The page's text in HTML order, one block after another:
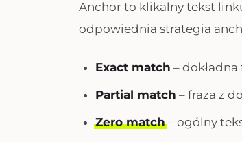
Anchor to klikalny tekst
odpowiednia strategia
Exact match –
Partial match – fraza z
Zero match– ogólny